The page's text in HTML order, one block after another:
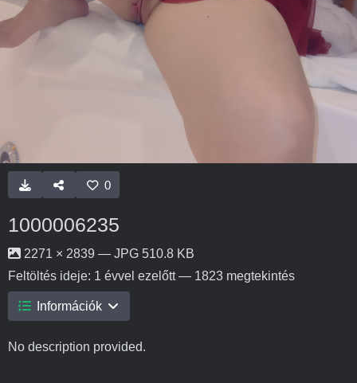
0
1000006235
2271 × 2839 — JPG 510.8 KB
Feltöltés ideje: 1 évvel ezelőtt— 1823 megtekintés
Információk
No description provided.